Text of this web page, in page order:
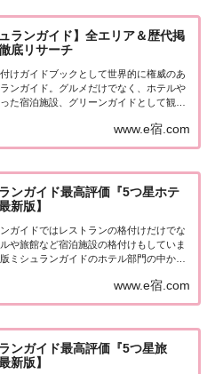
ュランガイド】全エリア＆歴代掲
底リサーチ
けガイドブックとして世界的に権威のあ
ンガイド。グルメだけでなく、ホテルや
た宿泊施設、グリーンガイドとして観光
ては、2007年11月20日に「ミシュランガイ
」が発売されてからエリアを...
www.e宿.com
ンガイド最高評価『5つ星ホテ
新版】
ガイドではレストランの格付けだけでな
や旅館など宿泊施設の格付けもしていま
ミシュランガイドのホテル部門の中から
てみました♪ いずれのホテルも人気ランキ
常に上位を賑わす有名ホテル。各ホテル
www.e宿.com
ンガイド最高評価『5つ星旅
新版】